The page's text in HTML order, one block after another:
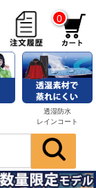
0
透湿防水
レインコート